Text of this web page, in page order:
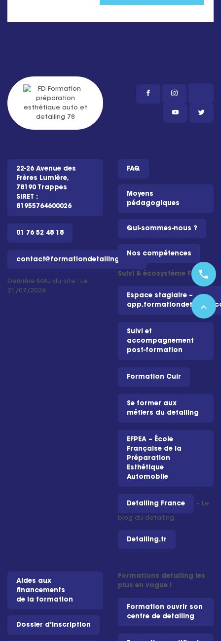
22-26 Avenue des
Frères Lumière,
78190 Trappes
SIRET :
81955764600026
01 76 52 48 18
contact@formationdetailing.com
Dernière MAJ du site : Le
21/07/2026
FAQ
Moyens
pédagogiques
Qui-sommes-nous ?
Nos compétences
Suivi & écosystème FD
Espace stagiaire –
Suivi et
accompagnement
post-formation
Formation Cuir
Se former aux
métiers du detailing
EFPEA – École
Française de la
Préparation
Esthétique
Automobile
Detailing France – Le
blog du detailing
Detailing.fr
Aides aux
financements
de la formation
Dossier d'inscription
Formations detailing les
plus en vogue !
Formation ouvrir son
centre de detailing
phone
expand_less